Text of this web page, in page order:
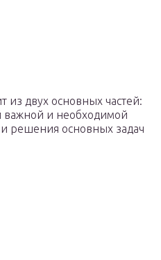
из двух основных частей:
важной и необходимой
решения основных задач